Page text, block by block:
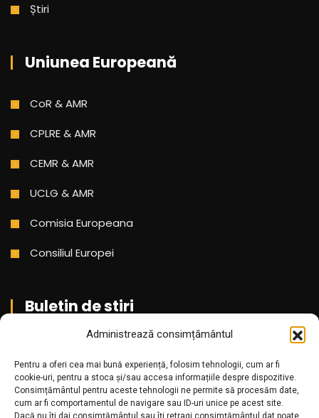
Administrează consimțământul
Pentru a oferi cea mai bună experiență, folosim tehnologii, cum ar fi
cookie-uri, pentru a stoca și/sau accesa informațiile despre dispozitive.
Consimțământul pentru aceste tehnologii ne permite să procesăm date,
cum ar fi comportamentul de navigare sau ID-uri unice pe acest site.
Dacă nu îți dai consimțământul sau îți retragi consimțământul dat poate
Știri
Uniunea Europeană
CoR & AMR
CPLRE & AMR
CEMR & AMR
UCLG & AMR
Comisia Europeana
Consiliul Europei
Buletin de stiri
Aboneaza-te pentru a primi cele mai noi stiri din partea
noastra!